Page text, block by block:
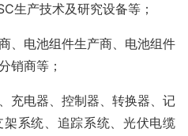
生产技术及研究设备等；
、电池组件生产商、电池组件
销商等；
充电器、控制器、转换器、记
系统、追踪系统、光伏电缆